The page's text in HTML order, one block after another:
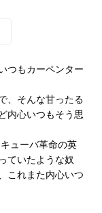
つもカーペンター
、そんな甘ったる
内心いつもそう思
ューバ革命の英
ていたような奴
これまた内心いつ